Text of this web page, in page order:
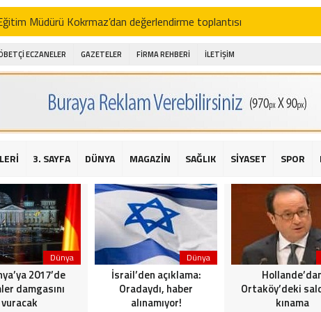
Müdürü Kokrmaz’dan değerlendirme toplantısı
Alibeyoğlu, Aile Destek Merkezini ziyaret etti
ıhlamur piyasalarda
şehitleri için bayraklı kayak gösterileri düzenlenecek
için yardım kermesi
2016 yılı değerlendirmesi
Sarıyer Çayırbaşı Cezayirli Hasan Paşa Camii’nde silahlı
Bahçeli’den Reina’ya düzenlenen terör saldırısına ilişkin açıklama
ECZANELER GAZETELER FİRMA REHBERİ İLETİŞİM
3. SAYFA DÜNYA MAGAZİN SAĞLIK SİYASET SPOR
Dünya
2017’de
damgasını
vuracak
Dünya
İsrail’den açıklama:
Oradaydı, haber
alınamıyor!
Ortaköy’deki
kınama